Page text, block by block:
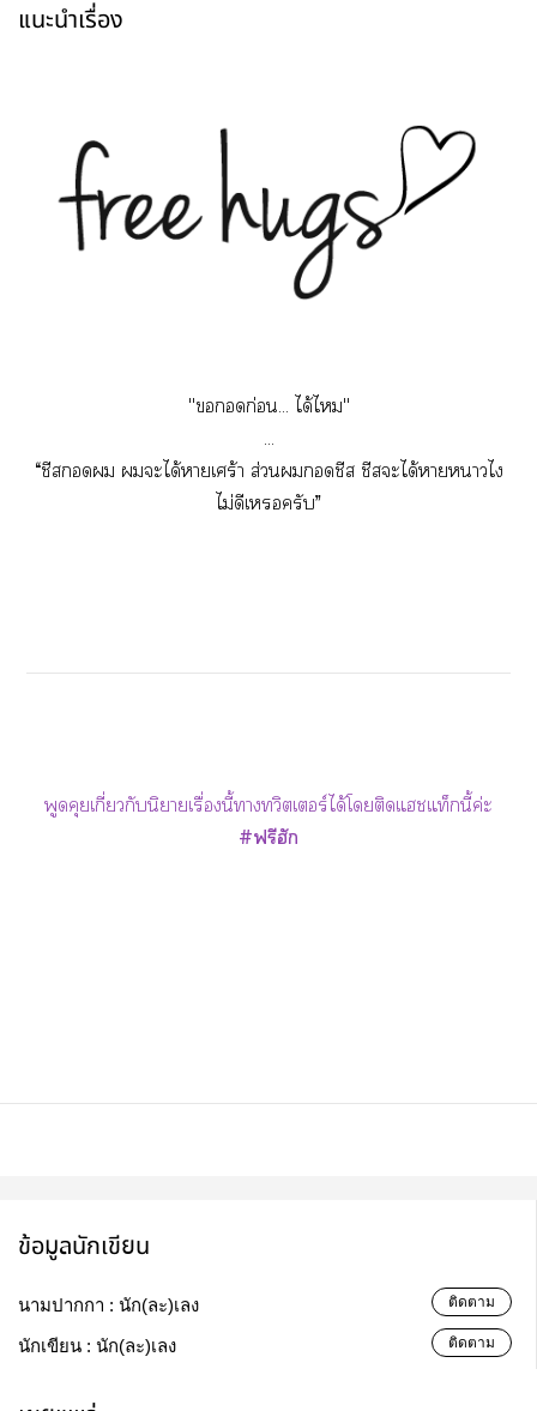
แนะนำเรื่อง
"ก่อน... ได้ไ"
...
“ชีส ะได้าเศร้า ส่วนชีส ชีสะได้าาไ
ไม่ดีเครับ”
พูดคุยเกี่ยวกับนิยายเรื่องนี้าทวิตเอร์ได้โติดแชแท็กนี้ค่ะ
#ฟรีฮัก
ข้อมูลนักเขียน
นามปากกา : นัก(ละ)เลง ติดตาม
นักเขียน : นัก(ละ)เลง ติดตาม